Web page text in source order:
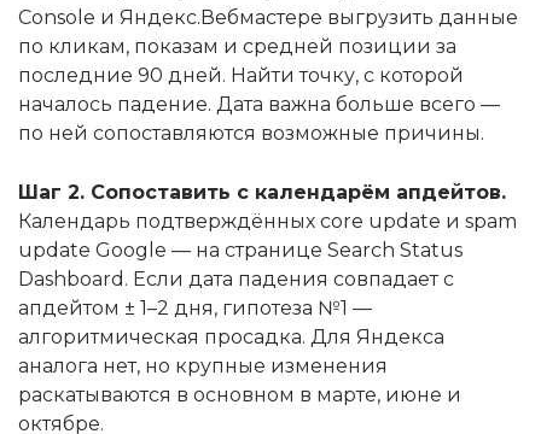
Console и Яндекс.Вебмастере выгрузить данные
по кликам, показам и средней позиции за
последние 90 дней. Найти точку, с которой
началось падение. Дата важна больше всего —
по ней сопоставляются возможные причины.
Шаг 2. Сопоставить с календарём апдейтов.
Календарь подтверждённых core update и spam
update Google — на странице Search Status
Dashboard. Если дата падения совпадает с
апдейтом ± 1–2 дня, гипотеза №1 —
алгоритмическая просадка. Для Яндекса
аналога нет, но крупные изменения
раскатываются в основном в марте, июне и
октябре.